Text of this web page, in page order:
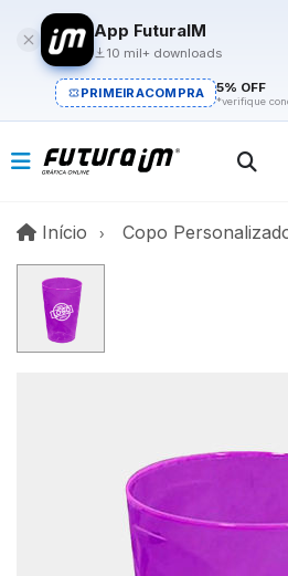
App FuturaIM
10 mil+ downloads
PRIMEIRACOMPRA 5% OFF
*verifique
Início InícioCopo